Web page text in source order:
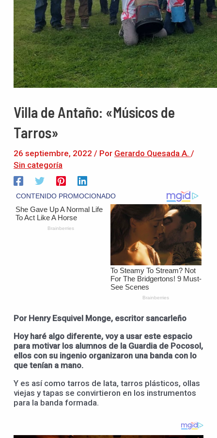
Villa de Antaño: «Músicos de
Tarros»
26 septiembre, 2022 / Por Gerardo Quesada A. /
Sin categoría
Por Henry Esquivel Monge, escritor sancarleño
Hoy haré algo diferente, voy a usar este espacio
para motivar los alumnos de la Guardia de Pocosol,
ellos con su ingenio organizaron una banda con lo
que tenían a mano.
Y es así como tarros de lata, tarros plásticos, ollas
viejas y tapas se convirtieron en los instrumentos
para la banda formada.